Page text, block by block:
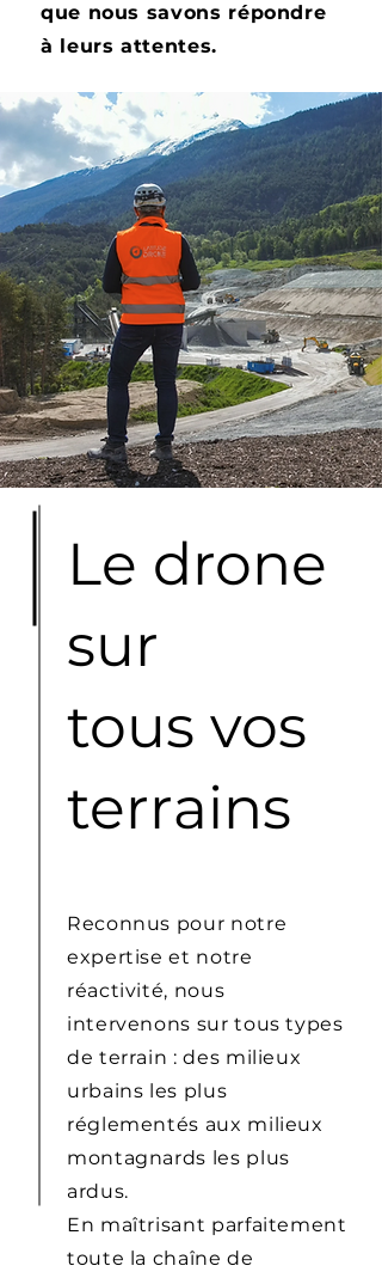
que nous savons répondre
à leurs attentes.
Le drone
sur
tous vos
terrains
Reconnus pour notre
expertise et notre
réactivité, nous
intervenons sur tous types
de terrain : des milieux
urbains les plus
réglementés aux milieux
montagnards les plus
ardus.
En maîtrisant parfaitement
toute la chaîne de